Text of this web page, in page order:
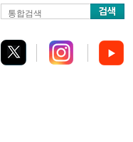
통합검색